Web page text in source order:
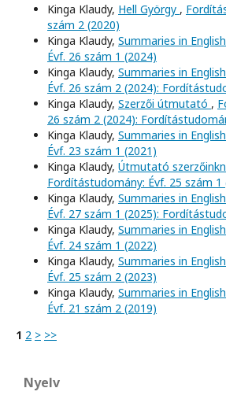
Kinga Klaudy, Hell György ,
szám 2 (2020)
Kinga Klaudy, Summaries in English
Évf. 26 szám 1 (2024)
Kinga Klaudy, Summaries in English
Évf. 26 szám 2 (2024):
Kinga Klaudy, Szerzői útmutató ,
26 szám 2 (2024):
Kinga Klaudy, Summaries in English
Évf. 23 szám 1 (2021)
Kinga Klaudy, Útmutató
Fordítástudomány: Évf. 25 szám 1
Kinga Klaudy, Summaries in English
Évf. 27 szám 1 (2025):
Kinga Klaudy, Summaries in English
Évf. 24 szám 1 (2022)
Kinga Klaudy, Summaries in English
Évf. 25 szám 2 (2023)
Kinga Klaudy, Summaries in English
Évf. 21 szám 2 (2019)
1 2 > >>
Nyelv